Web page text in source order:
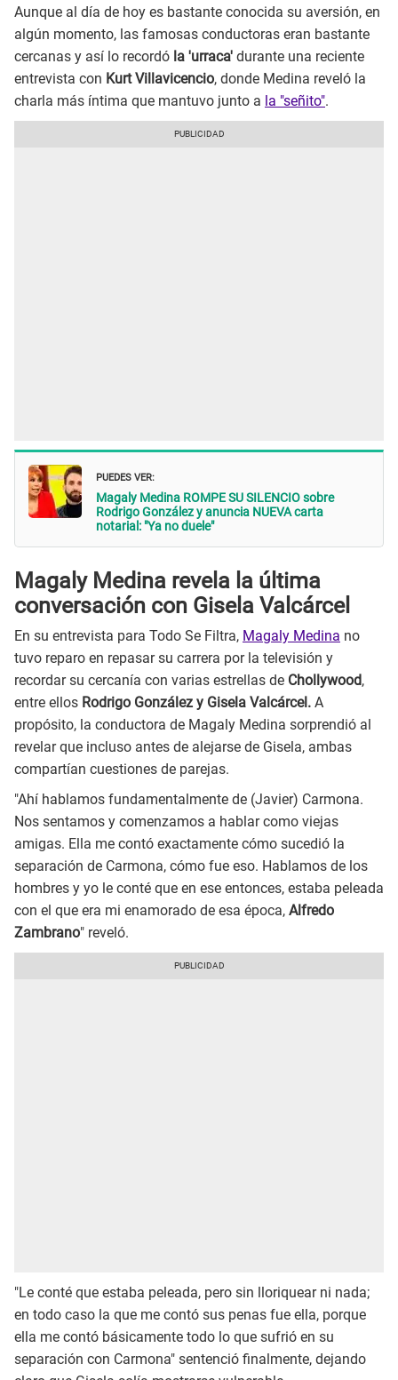
Aunque al día de hoy es bastante conocida su aversión, en
algún momento, las famosas conductoras eran bastante
cercanas y así lo recordó la 'urraca' durante una reciente
entrevista con Kurt Villavicencio, donde Medina reveló la
charla más íntima que mantuvo junto a la "señito".
PUEDES VER:
Magaly Medina ROMPE SU SILENCIO sobre
Rodrigo González y anuncia NUEVA carta
notarial: "Ya no duele"
Magaly Medina revela la última
conversación con Gisela Valcárcel
En su entrevista para Todo Se Filtra, Magaly Medina no
tuvo reparo en repasar su carrera por la televisión y
recordar su cercanía con varias estrellas de Chollywood,
entre ellos Rodrigo González y Gisela Valcárcel. A
propósito, la conductora de Magaly Medina sorprendió al
revelar que incluso antes de alejarse de Gisela, ambas
compartían cuestiones de parejas.
"Ahí hablamos fundamentalmente de (Javier) Carmona.
Nos sentamos y comenzamos a hablar como viejas
amigas. Ella me contó exactamente cómo sucedió la
separación de Carmona, cómo fue eso. Hablamos de los
hombres y yo le conté que en ese entonces, estaba peleada
con el que era mi enamorado de esa época, Alfredo
Zambrano" reveló.
"Le conté que estaba peleada, pero sin lloriquear ni nada;
en todo caso la que me contó sus penas fue ella, porque
ella me contó básicamente todo lo que sufrió en su
separación con Carmona" sentenció finalmente, dejando